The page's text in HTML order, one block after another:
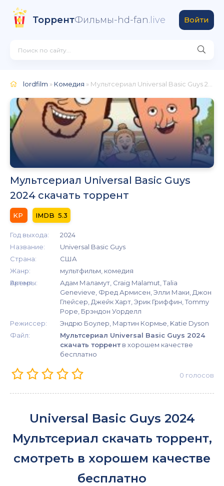
ТоррентФильмы-hd-fan.live Войти
lordfilm » Комедия » Мультсериал Universal Basic Guys 2024
Мультсериал Universal Basic Guys
2024 скачать торрент
5.3
Год выхода:
2024
Название:
Universal Basic Guys
Страна:
США
Жанр:
мультфильм, комедия
Время:
Актеры:
Адам Маламут, Craig Malamut, Talia
Genevieve, Фред Армисен, Элли Маки, Джон
Глейсер, Джейк Харт, Эрик Гриффин, Tommy
Pope, Брэндон Уорделл
Режиссер:
Эндрю Боулер, Мартин Кормье, Katie Dyson
Файл:
Мультсериал Universal Basic Guys 2024
скачать торрент в хорошем качестве
бесплатно
0 голосов
Universal Basic Guys 2024
Мультсериал скачать торрент,
смотреть в хорошем качестве
бесплатно